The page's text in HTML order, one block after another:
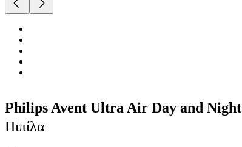
Philips Avent Ultra Air Day and Night
Πιπίλα